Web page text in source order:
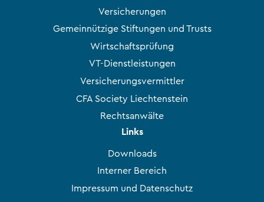
Versicherungen
Gemeinnützige Stiftungen und Trusts
Wirtschaftsprüfung
VT-Dienstleistungen
Versicherungsvermittler
CFA Society Liechtenstein
Rechtsanwälte
Links
Downloads
Interner Bereich
Impressum und Datenschutz